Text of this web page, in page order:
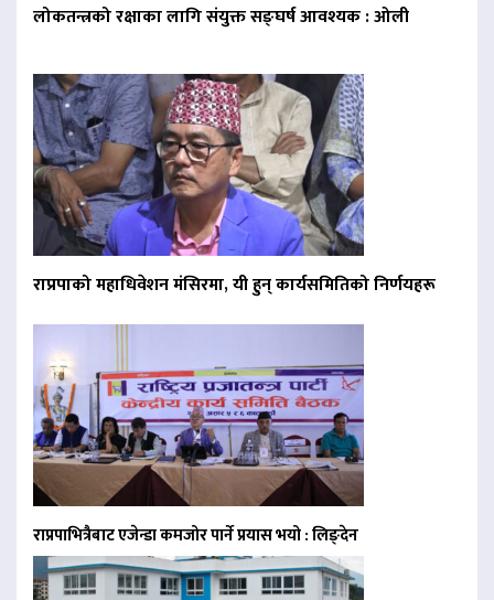
लोकतन्त्रको रक्षाका लागि संयुक्त सङ्घर्ष आवश्यक : ओली
राप्रपाको महाधिवेशन मंसिरमा, यी हुन् कार्यसमितिको निर्णयहरू
राप्रपाभित्रैबाट एजेन्डा कमजोर पार्ने प्रयास भयो : लिङ्देन